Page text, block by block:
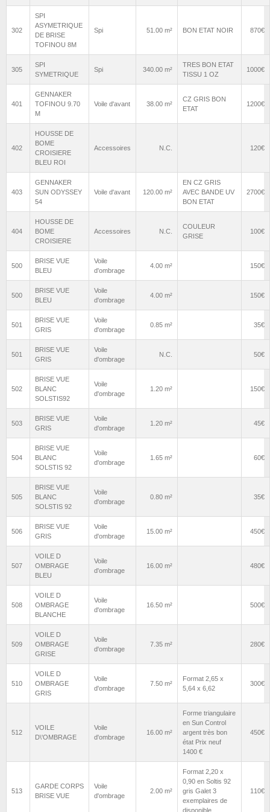
302
SPI
ASYMETRIQUE
DE BRISE
TOFINOU 8M
Spi 51.00 m² BON ETAT NOIR 870€
305
SPI
SYMETRIQUE
Spi 340.00 m²
TRES BON ETAT
TISSU 1 OZ
1000€
401
GENNAKER
TOFINOU 9.70
M
Voile d'avant 38.00 m²
CZ GRIS BON
ETAT
1200€
402
HOUSSE DE
BOME
CROISIERE
BLEU ROI
Accessoires N.C. 120€
403
GENNAKER
SUN ODYSSEY
54
Voile d'avant 120.00 m²
EN CZ GRIS
AVEC BANDE UV
BON ETAT
2700€
404
HOUSSE DE
BOME
CROISIERE
Accessoires N.C.
COULEUR
GRISE
100€
500
BRISE VUE
BLEU
Voile
d'ombrage
4.00 m² 150€
500
BRISE VUE
BLEU
Voile
d'ombrage
4.00 m² 150€
501
BRISE VUE
GRIS
Voile
d'ombrage
0.85 m² 35€
501
BRISE VUE
GRIS
Voile
d'ombrage
N.C. 50€
502
BRISE VUE
BLANC
SOLSTIS92
Voile
d'ombrage
1.20 m² 150€
503
BRISE VUE
GRIS
Voile
d'ombrage
1.20 m² 45€
504
BRISE VUE
BLANC
SOLSTIS 92
Voile
d'ombrage
1.65 m² 60€
505
BRISE VUE
BLANC
SOLSTIS 92
Voile
d'ombrage
0.80 m² 35€
506
BRISE VUE
GRIS
Voile
d'ombrage
15.00 m² 450€
507
VOILE D
OMBRAGE
BLEU
Voile
d'ombrage
16.00 m² 480€
508
VOILE D
OMBRAGE
BLANCHE
Voile
d'ombrage
16.50 m² 500€
509
VOILE D
OMBRAGE
GRISE
Voile
d'ombrage
7.35 m² 280€
510
VOILE D
OMBRAGE
GRIS
Voile
d'ombrage
7.50 m²
Format 2,65 x
5,64 x 6,62
300€
512
VOILE
D\'OMBRAGE
Voile
d'ombrage
16.00 m²
Forme triangulaire
en Sun Control
argent très bon
état Prix neuf
1400 €
450€
513
GARDE CORPS
BRISE VUE
Voile
d'ombrage
2.00 m²
Format 2,20 x
0,90 en Soltis 92
gris Galet 3
exemplaires de
disponible
110€